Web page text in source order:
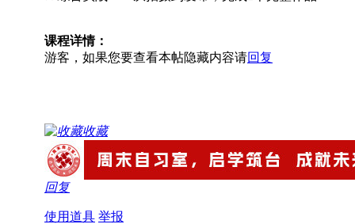
课程详情：
游客，如果您要查看本帖隐藏内容请回复
收藏
回复
使用道具 举报